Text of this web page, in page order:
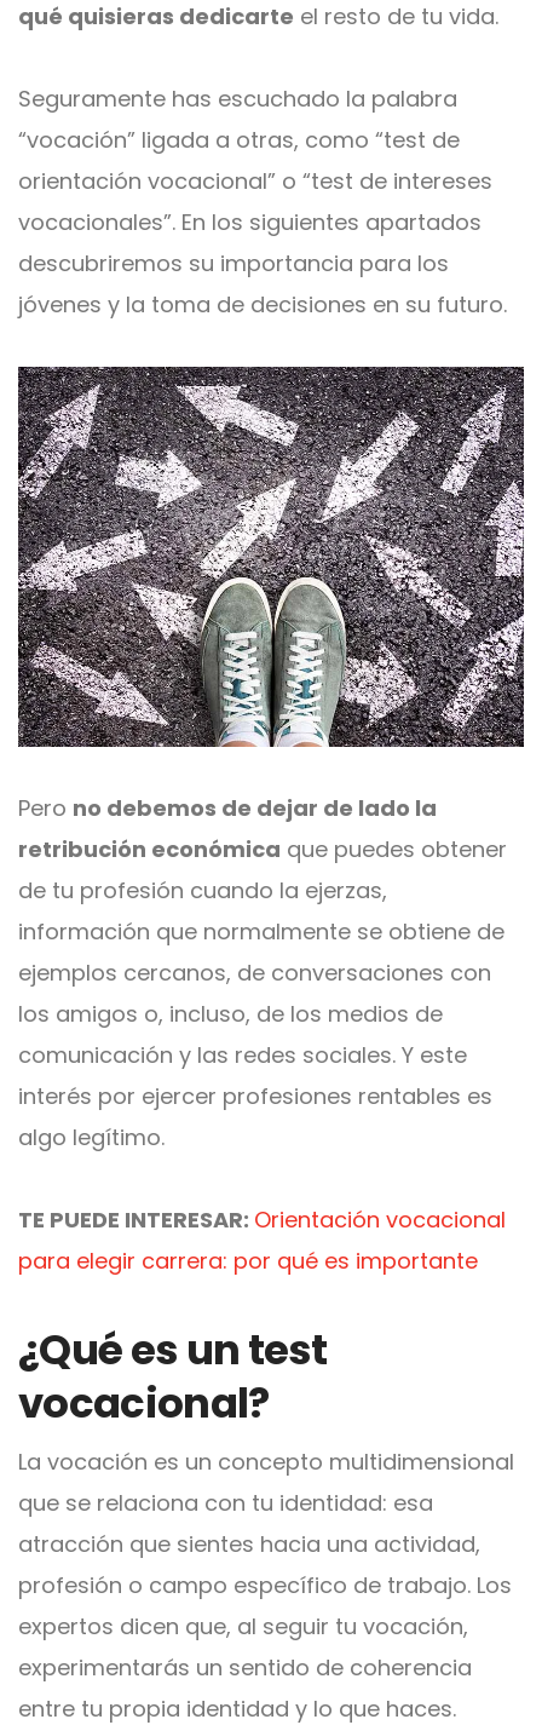
qué quisieras dedicarte el resto de tu vida.
Seguramente has escuchado la palabra
“vocación” ligada a otras, como “test de
orientación vocacional” o “test de intereses
vocacionales”. En los siguientes apartados
descubriremos su importancia para los
jóvenes y la toma de decisiones en su futuro.
Pero no debemos de dejar de lado la
retribución económica que puedes obtener
de tu profesión cuando la ejerzas,
información que normalmente se obtiene de
ejemplos cercanos, de conversaciones con
los amigos o, incluso, de los medios de
comunicación y las redes sociales. Y este
interés por ejercer profesiones rentables es
algo legítimo.
TE PUEDE INTERESAR: Orientación vocacional
para elegir carrera: por qué es importante
¿Qué es un test
vocacional?
La vocación es un concepto multidimensional
que se relaciona con tu identidad: esa
atracción que sientes hacia una actividad,
profesión o campo específico de trabajo. Los
expertos dicen que, al seguir tu vocación,
experimentarás un sentido de coherencia
entre tu propia identidad y lo que haces.